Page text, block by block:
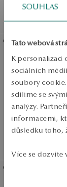
SOUHLAS
Tato webová
K personalizaci
sociálních
soubory
sdílíme se
analýzy.
informacemi,
důsledku toho,
Více se dozvíte
na zelené
- Hippie
Pozlacený
se zirkony -